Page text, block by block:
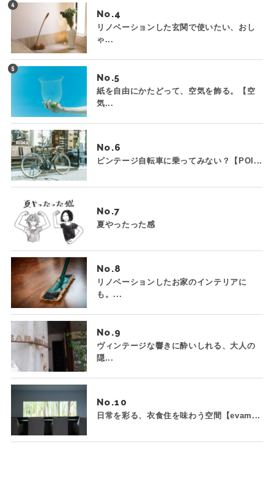
No.
リノベーションした玄関で使いたい、おし
ゃ...
No.
紙を自由にかたどって、空気を飾る。【空
気...
No.
ビンテージ自転車に乗ってみない？【POI...
No.
夏やったった感
No.
リノベーションしたお家のインテリアに
も。...
No.
ヴィンテージな響きに酔いしれる、大人の
隠...
No.
日常を彩る、衣食住を味わう空間【evam...